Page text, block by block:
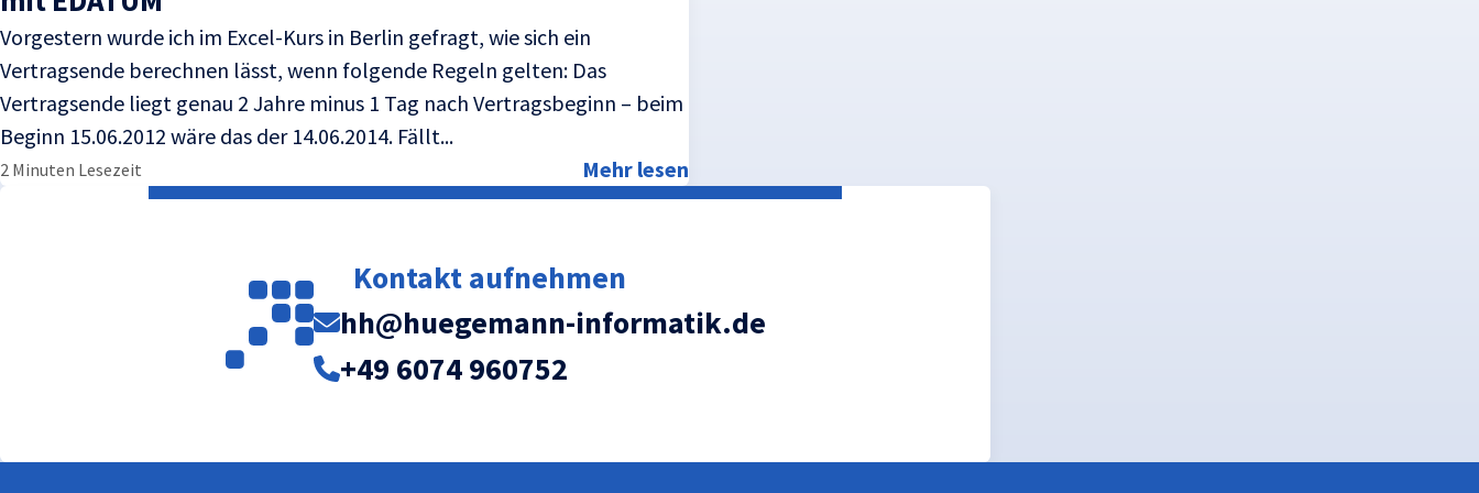
Vorgestern wurde ich im Excel-Kurs in Berlin gefragt, wie sich ein
Vertragsende berechnen lässt, wenn folgende Regeln gelten: Das
Vertragsende liegt genau 2 Jahre minus 1 Tag nach Vertragsbeginn – beim
Beginn 15.06.2012 wäre das der 14.06.2014. Fällt...
2 Minuten Lesezeit Mehr lesen
Kontakt aufnehmen
hh@huegemann-informatik.de
+49 6074 960752